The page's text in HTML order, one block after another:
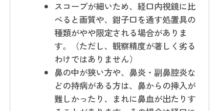
スコープが細いため、経口内視鏡に比
べると画質や、鉗子口を通す処置具の
種類がやや限定される場合がありま
す。（ただし、観察精度が著しく劣る
わけではありません）
鼻の中が狭い方や、鼻炎・副鼻腔炎な
どの持病がある方は、鼻からの挿入が
難しかったり、まれに鼻血が出たりす